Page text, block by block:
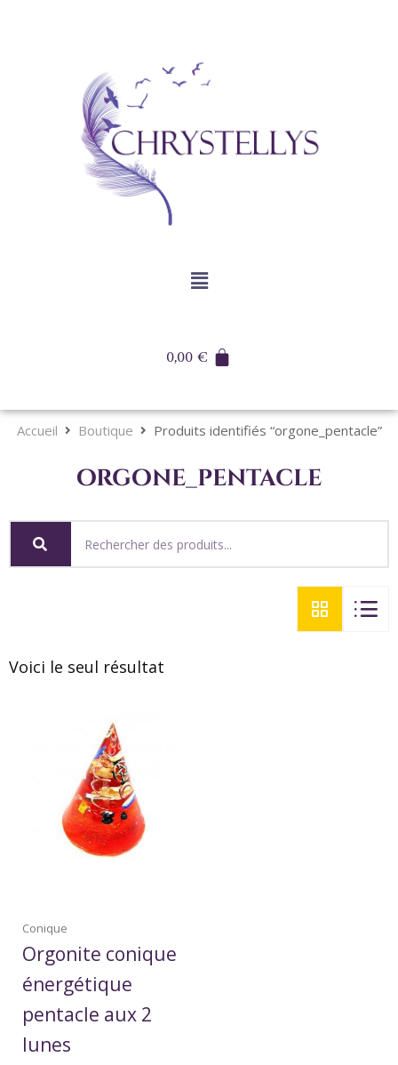
0,00€
Accueil Boutique Produits identifiés “orgone_pentacle”
orgone_pentacle
Voici le seul résultat
Conique
Orgonite conique
énergétique
pentacle aux 2
lunes